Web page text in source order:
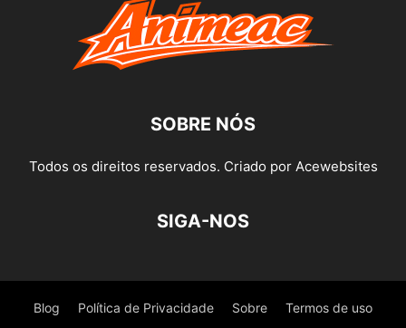
SOBRE NÓS
Todos os direitos reservados. Criado por Acewebsites
SIGA-NOS
Blog Política de Privacidade Sobre Termos de uso